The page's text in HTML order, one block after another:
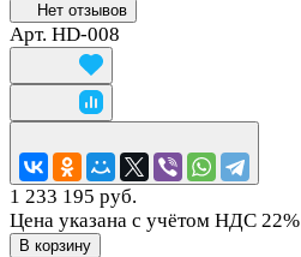
Нет отзывов
Арт. HD-008
1 233 195 руб.
Цена указана с учётом НДС 22%
В корзину